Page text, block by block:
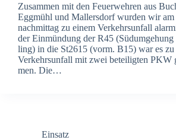
Zusam­men mit den Feu­er­weh­ren aus
Egg­mühl und Mal­lers­dorf wur­den wir
nach­mit­tag zu einem Ver­kehrs­un­fall
der Ein­mün­dung der R45
ling) in die St2615 (vorm. B15) war es zu
Ver­kehrs­un­fall mit zwei betei­lig­ten PKW
men. Die…
Einsatz